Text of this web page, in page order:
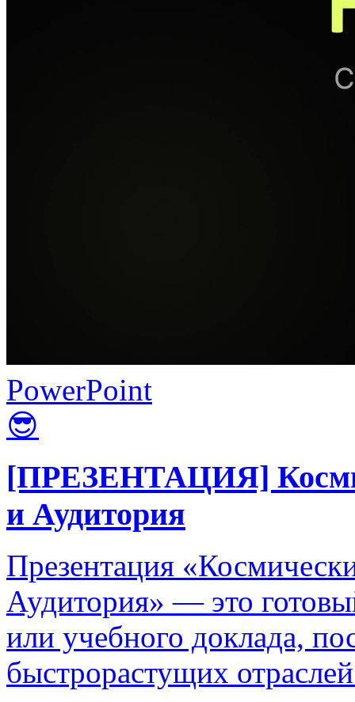
PowerPoint
😎
[ПРЕЗЕНТАЦИЯ]
и Аудитория
Презентация
Аудитория» — это
или учебного доклада,
быстрорастущих